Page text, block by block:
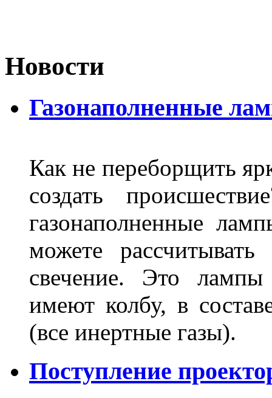
Новости
Газонаполненные
Как не переборщить
создать
газонаполненные
можете
свечение. Это
имеют колбу, в
(все инертные газы).
Поступление